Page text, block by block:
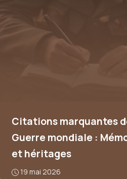
Citations marquantes
Guerre mondiale :
et héritages
19 mai 2026